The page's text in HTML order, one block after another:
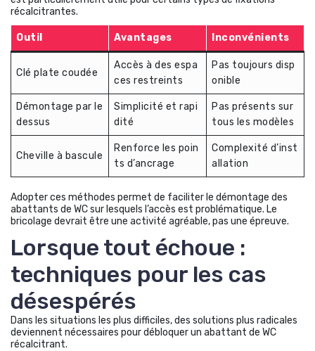
récalcitrantes.
Outil Avantages Inconvénients
Clé plate coudée
Accès à des espa
ces restreints
Pas toujours disp
onible
Démontage par le
dessus
Simplicité et rapi
dité
Pas présents sur
tous les modèles
Cheville à bascule
Renforce les poin
ts d’ancrage
Complexité d’inst
allation
Adopter ces méthodes permet de faciliter le démontage des
abattants de WC sur lesquels l’accès est problématique. Le
bricolage devrait être une activité agréable, pas une épreuve.
Lorsque tout échoue :
techniques pour les cas
désespérés
Dans les situations les plus difficiles, des solutions plus radicales
deviennent nécessaires pour débloquer un abattant de WC
récalcitrant.